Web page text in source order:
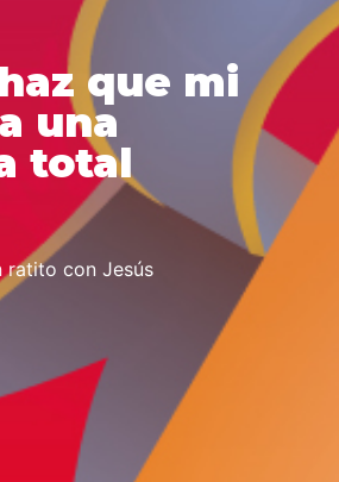
que mi
una
total
ratito con Jesús